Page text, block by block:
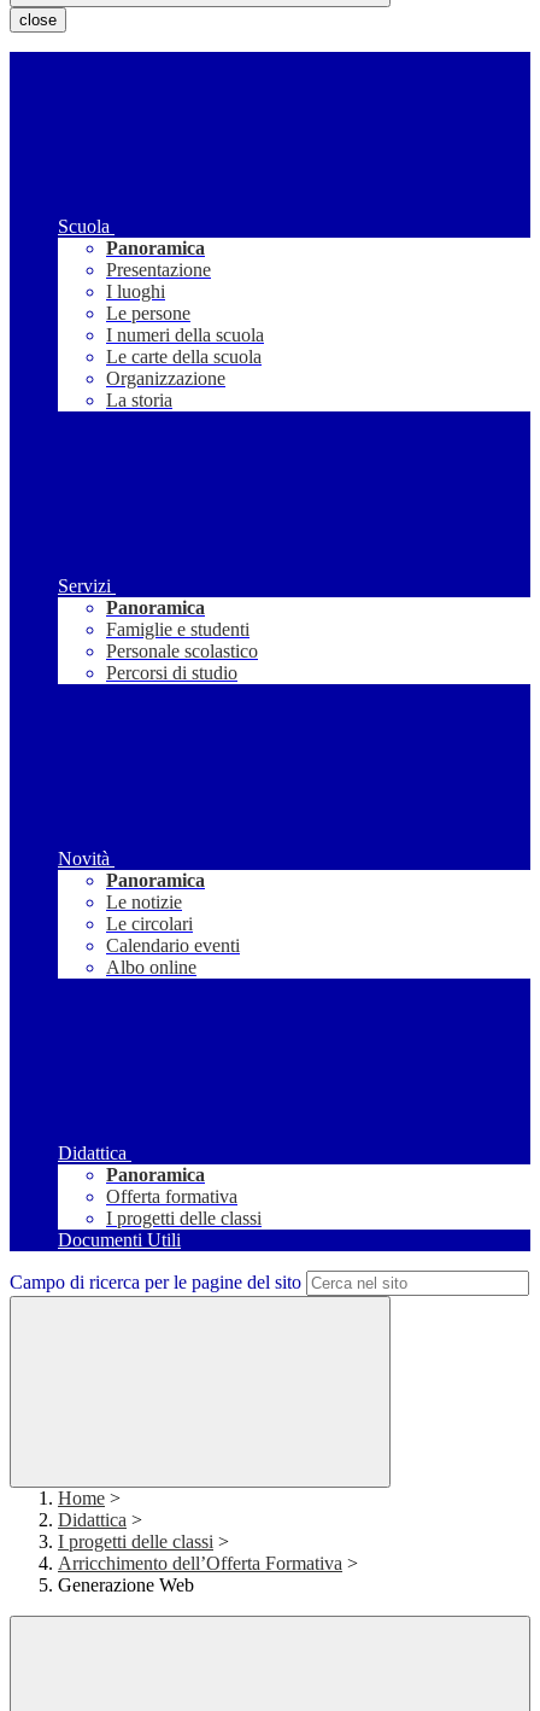
close
Scuola
Panoramica
Presentazione
I luoghi
Le persone
I numeri della scuola
Le carte della scuola
Organizzazione
La storia
Servizi
Panoramica
Famiglie e studenti
Personale scolastico
Percorsi di studio
Novità
Panoramica
Le notizie
Le circolari
Calendario eventi
Albo online
Didattica
Panoramica
Offerta formativa
I progetti delle classi
Documenti Utili
Campo di ricerca per le pagine del sito
Home >
Didattica >
I progetti delle classi >
Arricchimento dell’Offerta Formativa >
Generazione Web